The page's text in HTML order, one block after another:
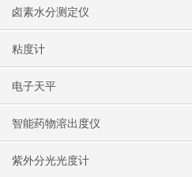
卤素水分测定仪
粘度计
电子天平
智能药物溶出度仪
紫外分光光度计